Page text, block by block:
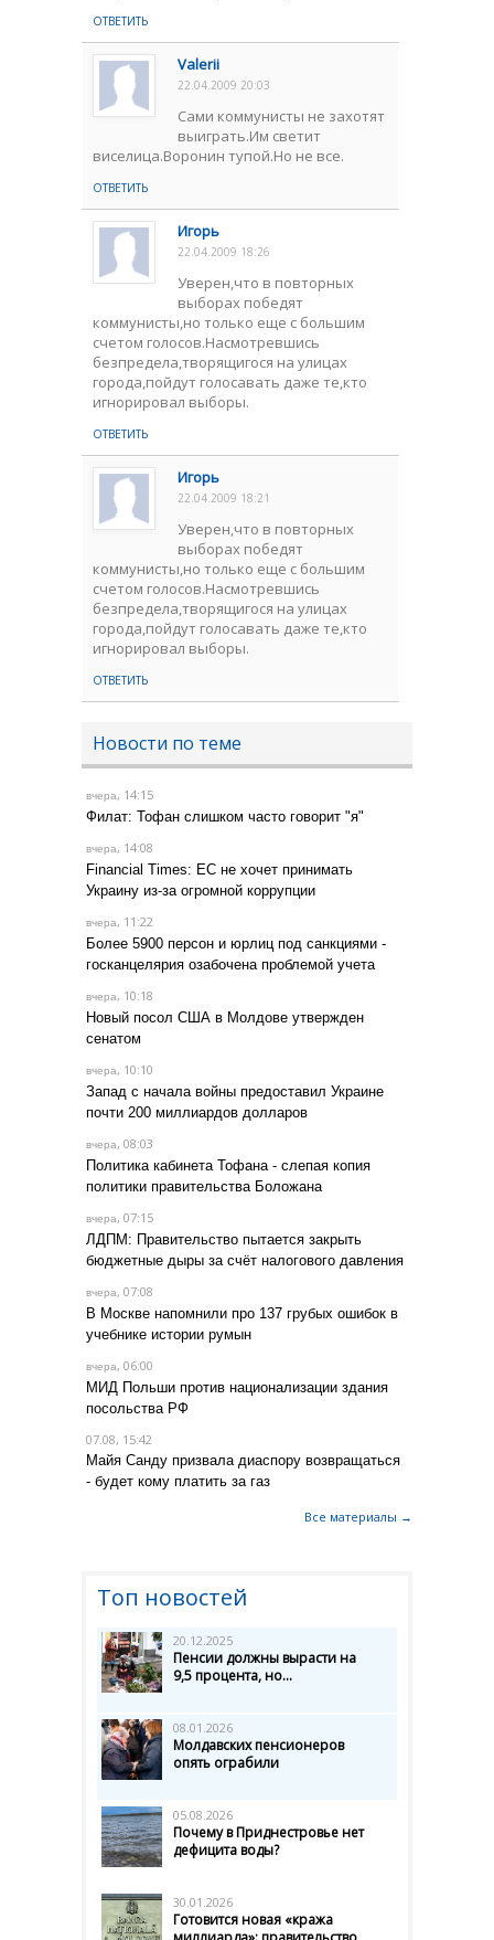
ОТВЕТИТЬ
Valerii
22.04.2009 20:03
Сами коммунисты не захотят
выиграть.Им светит
виселица.Воронин тупой.Но не все.
ОТВЕТИТЬ
Игорь
22.04.2009 18:26
Уверен,что в повторных
выборах победят
коммунисты,но только еще с большим
счетом голосов.Насмотревшись
безпредела,творящигося на улицах
города,пойдут голосавать даже те,кто
игнорировал выборы.
ОТВЕТИТЬ
Игорь
22.04.2009 18:21
Уверен,что в повторных
выборах победят
коммунисты,но только еще с большим
счетом голосов.Насмотревшись
безпредела,творящигося на улицах
города,пойдут голосавать даже те,кто
игнорировал выборы.
ОТВЕТИТЬ
Новости по теме
вчера, 14:15
Филат: Тофан слишком часто говорит "я"
вчера, 14:08
Financial Times: ЕС не хочет принимать
Украину из-за огромной коррупции
вчера, 11:22
Более 5900 персон и юрлиц под санкциями -
госканцелярия озабочена проблемой учета
вчера, 10:18
Новый посол США в Молдове утвержден
сенатом
вчера, 10:10
Запад с начала войны предоставил Украине
почти 200 миллиардов долларов
вчера, 08:03
Политика кабинета Тофана - слепая копия
политики правительства Боложана
вчера, 07:15
ЛДПМ: Правительство пытается закрыть
бюджетные дыры за счёт налогового давления
вчера, 07:08
В Москве напомнили про 137 грубых ошибок в
учебнике истории румын
вчера, 06:00
МИД Польши против национализации здания
посольства РФ
07.08, 15:42
Майя Санду призвала диаспору возвращаться
- будет кому платить за газ
Все материалы →
Топ новостей
20.12.2025
Пенсии должны вырасти на
9,5 процента, но...
08.01.2026
Молдавских пенсионеров
опять ограбили
05.08.2026
Почему в Приднестровье нет
дефицита воды?
30.01.2026
Готовится новая «кража